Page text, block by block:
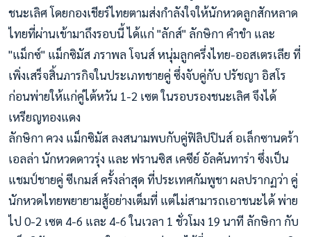
ชนะเลิศ โดยกองเชียร์ไทยตามส่งกำลังใจให้นักหวดลูกสักหลาด
ไทยที่ผ่านเข้ามาถึงรอบนี้ ได้แก่ "ลักส์" ลักษิกา คำขำ และ
"แม็กซ์" แม็กซิมัส ภราพล โจนส์ หนุ่มลูกครึ่งไทย-ออสเตรเลีย ที่
เพิ่งเสร็จสิ้นภารกิจในประเภทชายคู่ ซึ่งจับคู่กับ ปรัชญา อิสโร
ก่อนพ่ายให้แก่คู่ไต้หวัน 1-2 เซต ในรอบรองชนะเลิศ จึงได้
เหรียญทองแดง
ลักษิกา ควง แม็กซิมัส ลงสนามพบกับคู่ฟิลิปปินส์ อเล็กซานดร้า
เอลล่า นักหวดดาวรุ่ง และ ฟรานซิส เคซีย์ อัลคันทาร่า ซึ่งเป็น
แชมป์ชายคู่ ซีเกมส์ ครั้งล่าสุด ที่ประเทศกัมพูชา ผลปรากฏว่า คู่
นักหวดไทยพยายามสู้อย่างเต็มที่ แต่ไม่สามารถเอาชนะได้ พ่าย
ไป 0-2 เซต 4-6 และ 4-6 ในเวลา 1 ชั่วโมง 19 นาที ลักษิกา กับ